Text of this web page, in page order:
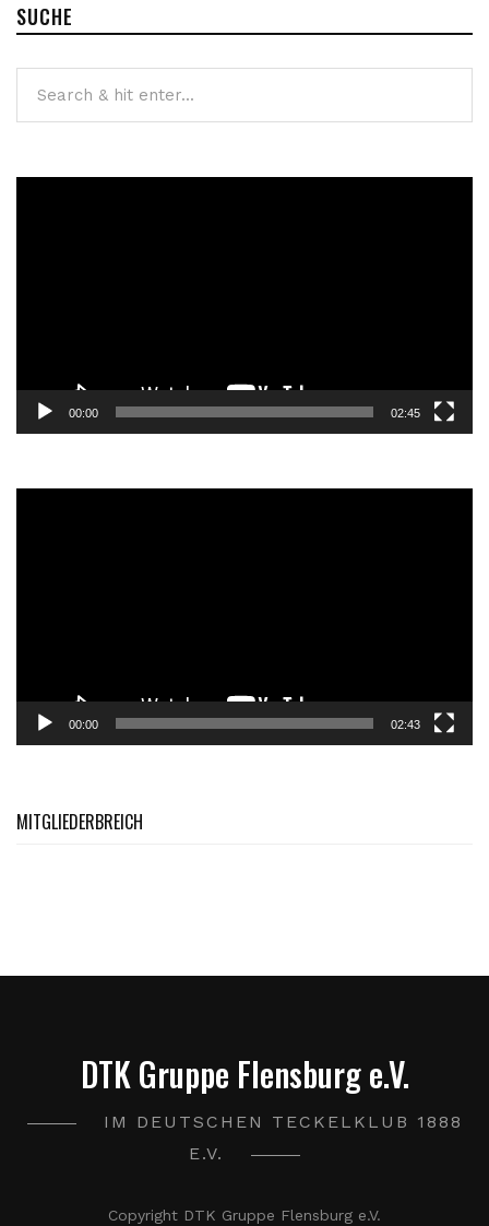
SUCHE
00:00 02:45
00:00 02:43
MITGLIEDERBREICH
DTK Gruppe Flensburg e.V.
IM DEUTSCHEN TECKELKLUB 1888
E.V.
Copyright DTK Gruppe Flensburg e.V.